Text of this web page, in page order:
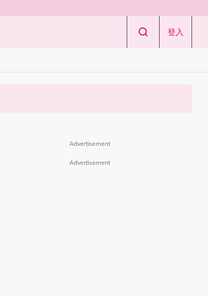
登入
Advertisement
Advertisement